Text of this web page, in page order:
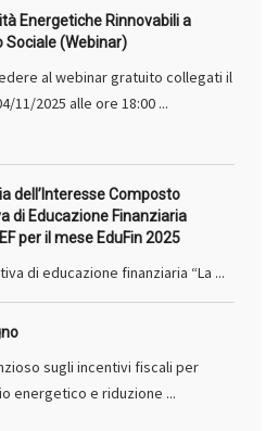
Energetiche Rinnovabili a
Sociale (Webinar)
al webinar gratuito collegati il
11/2025 alle ore 18:00 ...
dell’Interesse Composto
di Educazione Finanziaria
per il mese EduFin 2025
di educazione finanziaria “La ...
sugli incentivi fiscali per
energetico e riduzione ...